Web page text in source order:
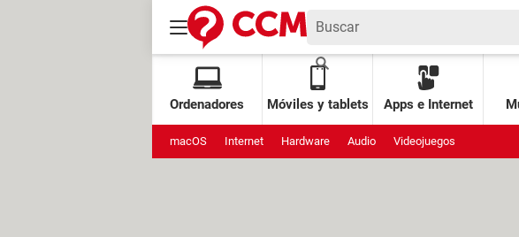
Ordenadores Móviles y tablets Apps e Internet
macOS Internet Hardware Audio Videojuegos